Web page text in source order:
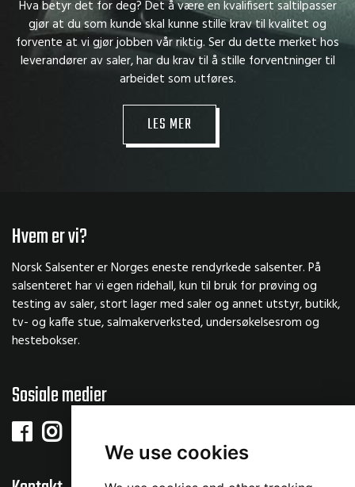
We use cookies
Hva betyr det for deg? Det å være en kvalifisert saltilpasser
gjør at du som kunde skal kunne stille krav til kvalitet og
forvente at vi gjør jobben vår riktig. Ser du dette merket hos
leverandører av saler, har du krav til å stille forventninger til
arbeidet som utføres.
LES MER
Hvem er vi?
Norsk Salsenter er Norges eneste rendyrkede salsenter. På
salsenteret har vi egen ridehall, kun til bruk for prøving og
testing av saler, stort lager med saler og annet utstyr, butikk,
tv- og kaffe stue, salmakerverksted, undersøkelsesrom og
hestebokser.
Sosiale medier